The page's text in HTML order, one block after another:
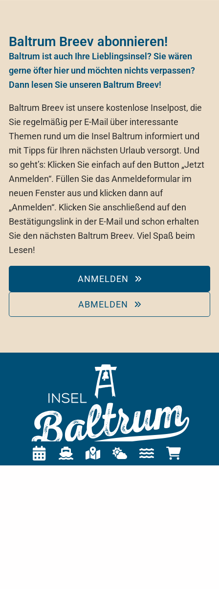
Baltrum Breev abonnieren!
Baltrum ist auch Ihre Lieblingsinsel? Sie wären
gerne öfter hier und möchten nichts verpassen?
Dann lesen Sie unseren Baltrum Breev!
Baltrum Breev ist unsere kostenlose Inselpost, die
Sie regelmäßig per E-Mail über interessante
Themen rund um die Insel Baltrum informiert und
mit Tipps für Ihren nächsten Urlaub versorgt. Und
so geht’s: Klicken Sie einfach auf den Button „Jetzt
Anmelden“. Füllen Sie das Anmeldeformular im
neuen Fenster aus und klicken dann auf
„Anmelden“. Klicken Sie anschließend auf den
Bestätigungslink in der E-Mail und schon erhalten
Sie den nächsten Baltrum Breev. Viel Spaß beim
Lesen!
ANMELDEN
ABMELDEN